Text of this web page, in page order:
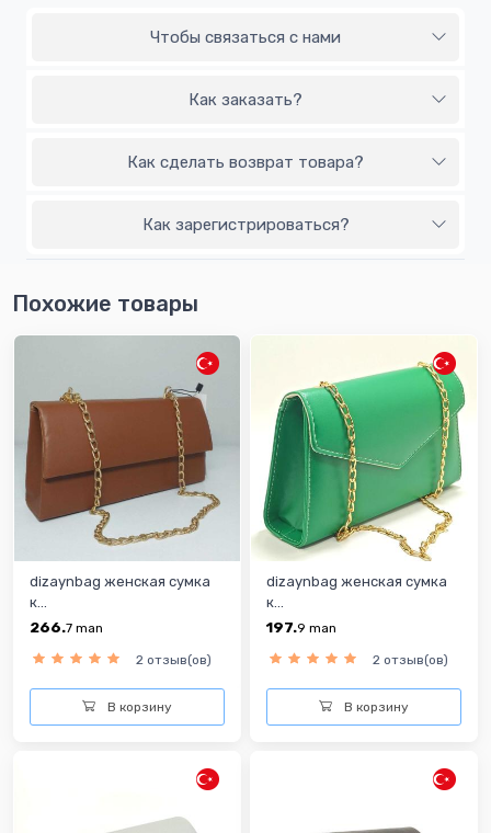
Чтобы связаться с нами
Как заказать?
Как сделать возврат товара?
Как зарегистрироваться?
Похожие товары
dizaynbag женская сумка
к...
266.7 man
2 отзыв(ов)
В корзину
dizaynbag женская сумка
к...
197.9 man
2 отзыв(ов)
В корзину